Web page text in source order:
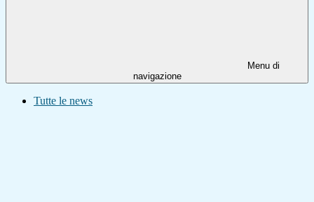
Menu di
navigazione
Tutte le news